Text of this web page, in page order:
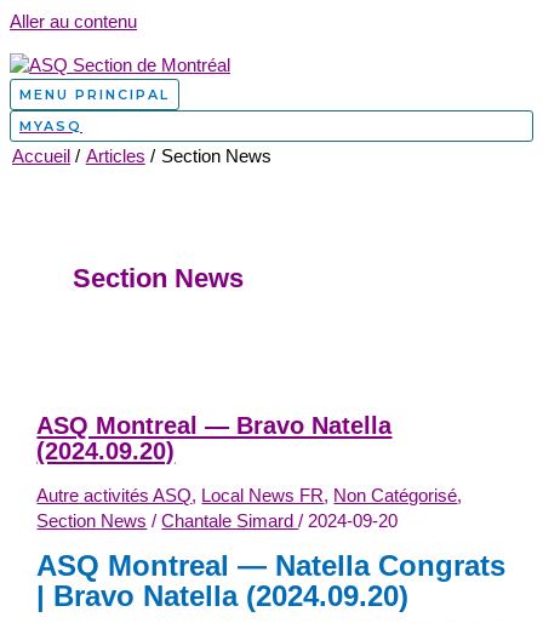
Aller au contenu
MENU PRINCIPAL
MYASQ
Accueil Articles Section News
Section News
ASQ Montreal — Bravo Natella
(2024.09.20)
Autre activités ASQ, Local News FR, Non Catégorisé,
Section News /Chantale Simard/ 2024-09-20
ASQ Montreal — Natella Congrats
| Bravo Natella (2024.09.20)